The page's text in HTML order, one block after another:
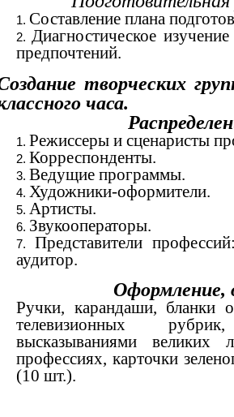
Составление плана
Диагностическое
предпочтений.
творческих
часа.
Режиссеры и сценаристы
Корреспонденты.
Ведущие программы.
Художники-оформители.
Артисты.
Звукооператоры.
Представители
аудитор.
Оформление,
Ручки, карандаши, бланки
телевизионных
высказываниями
профессиях, карточки
(10 шт.).